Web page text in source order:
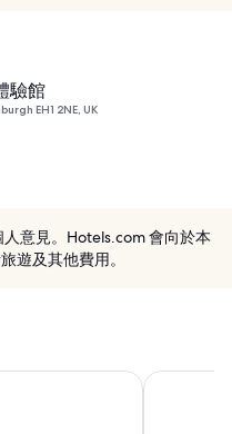
驗館
EH1 2NE, UK
意見。Hotels.com 會向於本
遊及其他費用。
店 愛丁堡海